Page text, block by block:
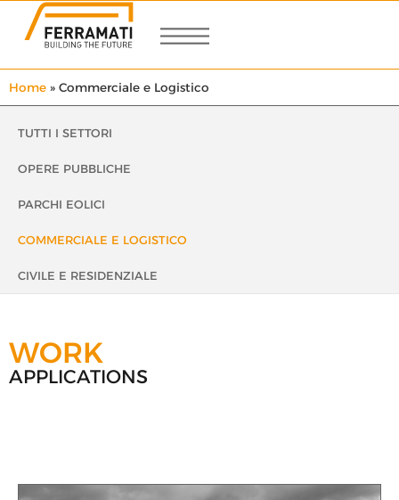
Home » Commerciale e Logistico
TUTTI I SETTORI
OPERE PUBBLICHE
PARCHI EOLICI
COMMERCIALE E LOGISTICO
CIVILE E RESIDENZIALE
WORK
APPLICATIONS